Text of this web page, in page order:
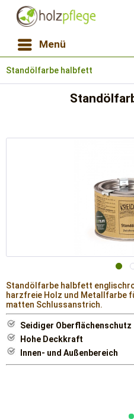
Menü
Standölfarbe halbfett
Standölfarbe halbfett
harzfreie Holz und Metallfarbe
matten Schlussanstrich.
Seidiger Oberflächenschutz
Hohe Deckkraft
Innen- und Außenbereich